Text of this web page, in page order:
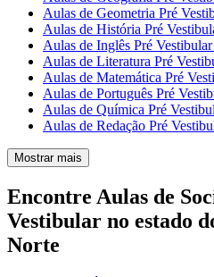
Aulas de Geometria Pré
Aulas de História Pré
Aulas de Inglês Pré
Aulas de Literatura Pré
Aulas de Matemática Pré
Aulas de Português Pré
Aulas de Química Pré
Aulas de Redação Pré
Mostrar mais
Encontre Aulas de
Vestibular no estado
Norte